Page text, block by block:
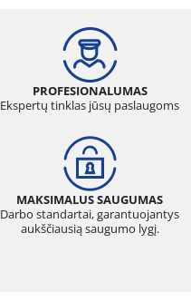
PROFESIONALUMAS
Ekspertų tinklas jūsų paslaugoms
MAKSIMALUS SAUGUMAS
Darbo standartai, garantuojantys
aukščiausią saugumo lygį.